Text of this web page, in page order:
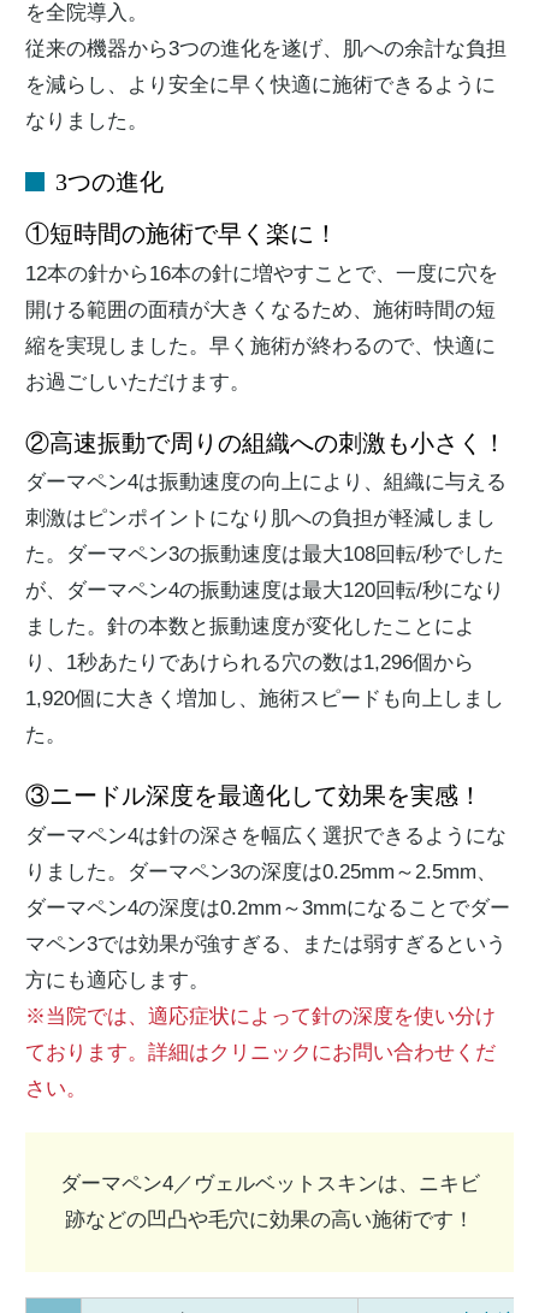
を全院導入。
従来の機器から3つの進化を遂げ、肌への余計な負担
を減らし、より安全に早く快適に施術できるように
なりました。
3つの進化
①短時間の施術で早く楽に！
12本の針から16本の針に増やすことで、一度に穴を
開ける範囲の面積が大きくなるため、施術時間の短
縮を実現しました。早く施術が終わるので、快適に
お過ごしいただけます。
②高速振動で周りの組織への刺激も小さく！
ダーマペン4は振動速度の向上により、組織に与える
刺激はピンポイントになり肌への負担が軽減しまし
た。ダーマペン3の振動速度は最大108回転/秒でした
が、ダーマペン4の振動速度は最大120回転/秒になり
ました。針の本数と振動速度が変化したことによ
り、1秒あたりであけられる穴の数は1,296個から
1,920個に大きく増加し、施術スピードも向上しまし
た。
③ニードル深度を最適化して効果を実感！
ダーマペン4は針の深さを幅広く選択できるようにな
りました。ダーマペン3の深度は0.25mm～2.5mm、
ダーマペン4の深度は0.2mm～3mmになることでダー
マペン3では効果が強すぎる、または弱すぎるという
方にも適応します。
※当院では、適応症状によって針の深度を使い分け
ております。詳細はクリニックにお問い合わせくだ
さい。
ダーマペン4／ヴェルベットスキンは、ニキビ
跡などの凹凸や毛穴に効果の高い施術です！